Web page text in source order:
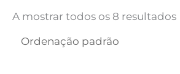
A mostrar todos os 8 resultados